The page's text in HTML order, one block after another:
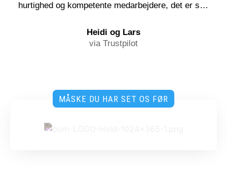
hurtighed og kompetente medarbejdere, det er sgu
i den grad anbefales!
Heidi og Lars
via Trustpilot
MÅSKE DU HAR SET OS FØR